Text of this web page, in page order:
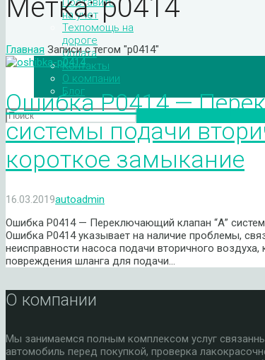
на учет
Техпомощь на
дороге
Оплата
Контакты
О компании
Блог
Метка:p0414
Главная Записи с тегом "p0414"
Ошибка P0414 —
системы подачи
короткое замыкание
16.03.2019autoadmin
Ошибка P0414 — Переключающий клапан “А”
Ошибка P0414 указывает на наличие проблемы,
неисправности насоса подачи вторичного
повреждения шланга для подачи…
О компании
Мы занимаемся полным комплексом услуг
автомобиль перед покупкой, проверка